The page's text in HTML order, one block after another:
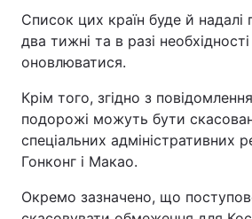
Список цих країн буде й надалі
два тижні та в разі
оновлюватися.
Крім того, згідно з
подорожі можуть бути
спеціальних адміністративних
Гонконг і Макао.
Окремо зазначено, що